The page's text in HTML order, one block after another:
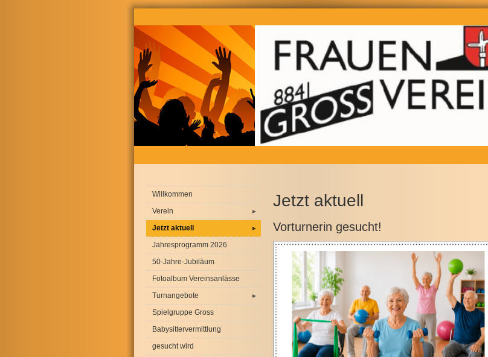
Willkommen
Verein
►
Jetzt aktuell ►
Jahresprogramm 2026
50-Jahre-Jubiläum
Fotoalbum Vereinsanlässe
Turnangebote
►
Spielgruppe Gross
Babysittervermittlung
gesucht wird
Jetzt aktuell
Vorturnerin gesucht!